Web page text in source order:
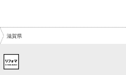
滋賀県